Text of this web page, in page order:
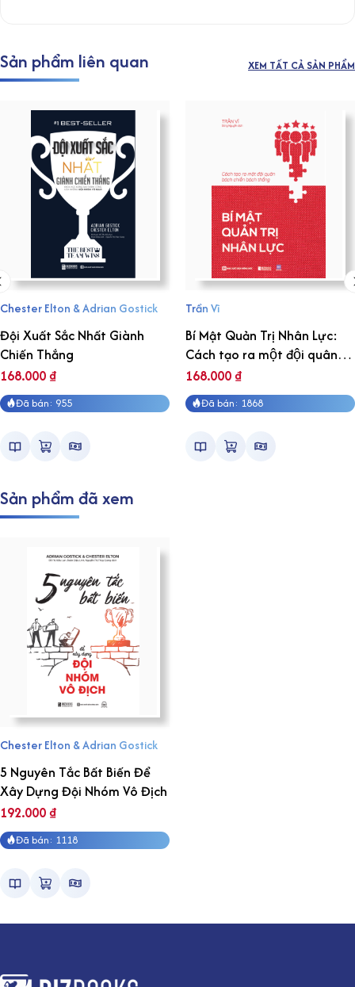
Sản phẩm liên quan XEM TẤT CẢ SẢN PHẨM
Chester Elton & Adrian Gostick
Đội Xuất Sắc Nhất Giành
Chiến Thắng
168.000₫
Đã bán: 955
Trần Vĩ
Bí Mật Quản Trị Nhân Lực:
Cách tạo ra một đội quân
bách chiến bách thắng
168.000₫
Đã bán: 1868
Sản phẩm đã xem
Chester Elton & Adrian Gostick
5 Nguyên Tắc Bất Biến Để
Xây Dựng Đội Nhóm Vô Địch
192.000₫
Đã bán: 1118